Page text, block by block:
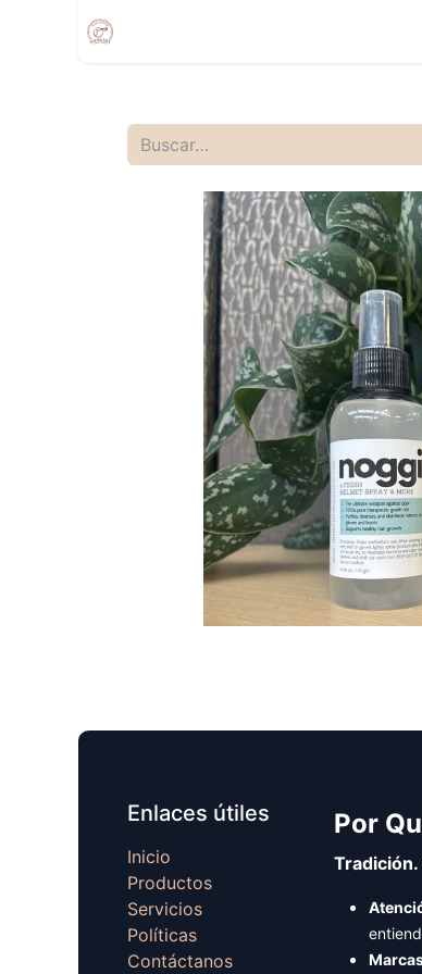
Enlaces útiles
Inicio
Productos
Servicios
Políticas
Contáctanos
Por
Tradición.